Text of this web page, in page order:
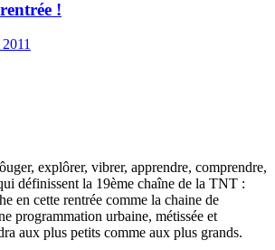
!
explôrer, vibrer, apprendre, comprendre,
définissent la 19ème chaîne de la TNT :
en cette rentrée comme la chaine de
programmation urbaine, métissée et
aux plus petits comme aux plus grands.